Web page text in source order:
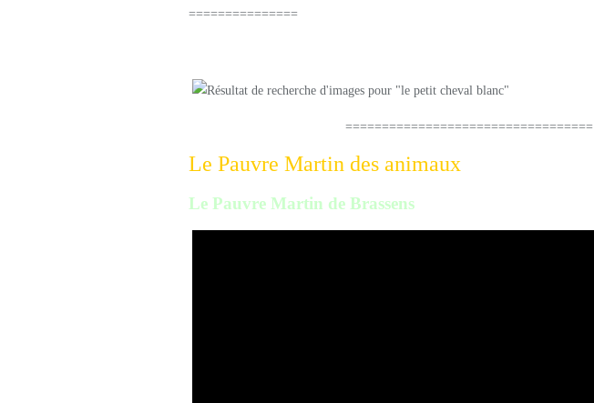
===============
==================================
Le Pauvre Martin des animaux
Le Pauvre Martin de Brassens